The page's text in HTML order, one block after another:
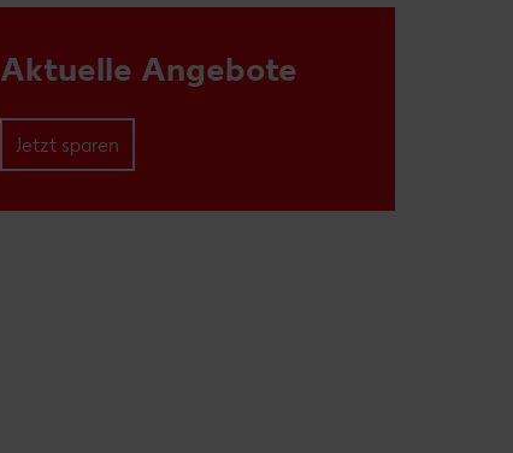
Aktuelle Angebote
Jetzt sparen